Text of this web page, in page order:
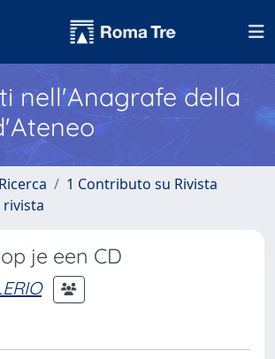
nell'Anagrafe della
1 Contributo su Rivista
rivista
je een CD